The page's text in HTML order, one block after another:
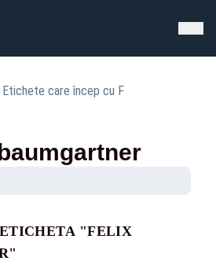
Etichete care încep cu F
"FELIX